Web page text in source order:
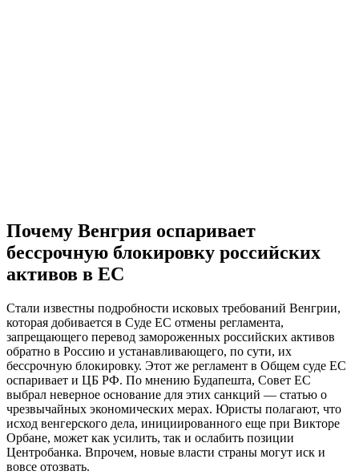
Почему Венгрия оспаривает
бессрочную блокировку российских
активов в ЕС
Стали известны подробности исковых требований Венгрии,
которая добивается в Суде ЕС отмены регламента,
запрещающего перевод замороженных российских активов
обратно в Россию и устанавливающего, по сути, их
бессрочную блокировку. Этот же регламент в Общем суде ЕС
оспаривает и ЦБ РФ. По мнению Будапешта, Совет ЕС
выбрал неверное основание для этих санкций — статью о
чрезвычайных экономических мерах. Юристы полагают, что
исход венгерского дела, инициированного еще при Викторе
Орбане, может как усилить, так и ослабить позиции
Центробанка. Впрочем, новые власти страны могут иск и
вовсе отозвать.